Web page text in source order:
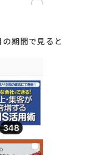
期間で見ると